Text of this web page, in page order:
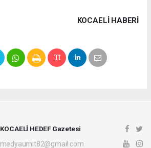
KOCAELI HABERİ
KOCAELİ HEDEF Gazetesi
medyaumit82@gmail.com